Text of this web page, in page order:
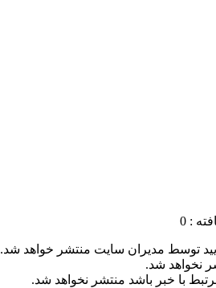
: 0
توسط مدیران سایت منتشر خواهد شد.
نخواهد شد.
با خبر باشد منتشر نخواهد شد.